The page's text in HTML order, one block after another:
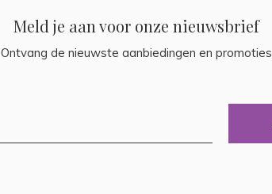
Meld je aan voor onze nieuwsbrief
Ontvang de nieuwste aanbiedingen en promoties